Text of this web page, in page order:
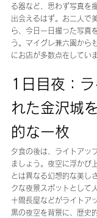
る器など、思わず写真を
出会えるはず。お二人で
ら、今日一日撮った写真
う。マイグレ兼六園から
にお店が多数点在していま
1日目夜：
れた金沢城
的な一枚
夕食の後は、ライトアッ
ましょう。夜空に浮かび
とは異なる幻想的な美し
クな夜景スポットとして
十間長屋などがライトア
黒の夜空を背景に、歴史